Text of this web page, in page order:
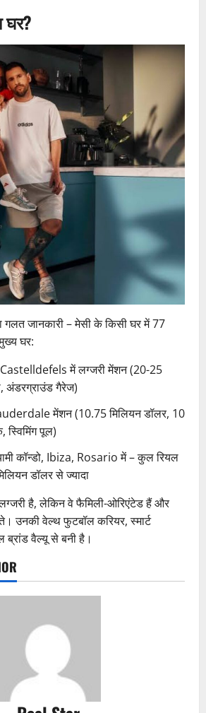
घर?
गलत जानकारी – मेसी के किसी घर में 77
घर:
Castelldefels में लग्जरी मेंशन (20-25
अंडरग्राउंड गैरेज)
मेंशन (10.75 मिलियन डॉलर, 10
स्विमिंग पूल)
कॉन्डो, Ibiza, Rosario में – कुल रियल
डॉलर से ज्यादा
है, लेकिन वे फैमिली-ओरिएंटेड हैं और
उनकी वेल्थ फुटबॉल करियर, स्मार्ट
ब्रांड वैल्यू से बनी है।